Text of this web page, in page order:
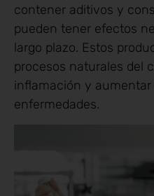
contener aditivos y
pueden tener efectos
largo plazo. Estos
procesos naturales del
inflamación y aumentar
enfermedades.